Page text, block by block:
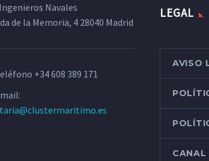
Ingenieros Navales
de la Memoria, 4 28040 Madrid
+34 608 389 171
LEGAL
AVISO
CANAL